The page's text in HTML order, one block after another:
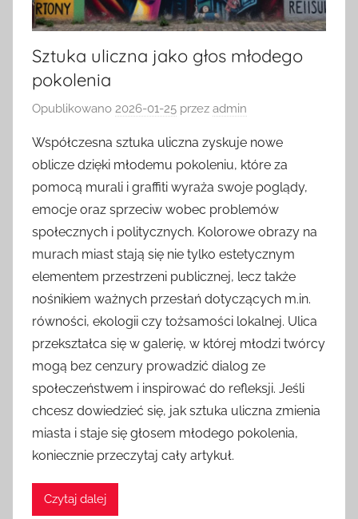
Sztuka uliczna jako głos młodego
pokolenia
Opublikowano 2026-01-25 przez admin
Współczesna sztuka uliczna zyskuje nowe
oblicze dzięki młodemu pokoleniu, które za
pomocą murali i graffiti wyraża swoje poglądy,
emocje oraz sprzeciw wobec problemów
społecznych i politycznych. Kolorowe obrazy na
murach miast stają się nie tylko estetycznym
elementem przestrzeni publicznej, lecz także
nośnikiem ważnych przesłań dotyczących m.in.
równości, ekologii czy tożsamości lokalnej. Ulica
przekształca się w galerię, w której młodzi twórcy
mogą bez cenzury prowadzić dialog ze
społeczeństwem i inspirować do refleksji. Jeśli
chcesz dowiedzieć się, jak sztuka uliczna zmienia
miasta i staje się głosem młodego pokolenia,
koniecznie przeczytaj cały artykuł.
Czytaj dalej